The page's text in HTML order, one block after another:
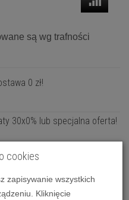
są wg trafności
0 zł!
30x0% lub specjalna oferta!
- Raty 30x0% lub
0 zł!
cookies
zapisywanie wszystkich
Kliknięcie